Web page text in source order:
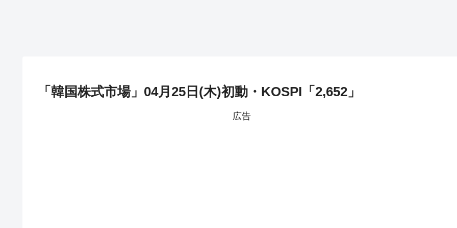
「韓国株式市場」04月25日(木)初動・KOSPI「2,652」
広告